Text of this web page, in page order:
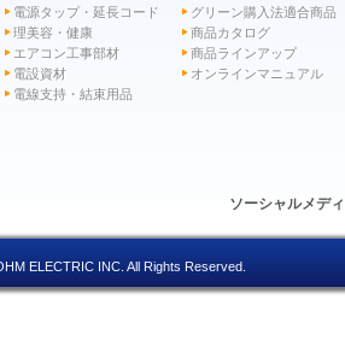
電源タップ・延長コード
理美容・健康
エアコン工事部材
電設資材
電線支持・結束用品
グリーン購入法適合商品
商品カタログ
商品ラインアップ
オンラインマニュアル
ソーシャルメデ
ELECTRIC INC. All Rights Reserved.